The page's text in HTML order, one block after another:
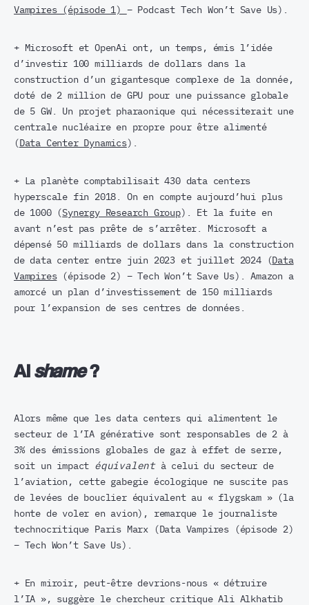
Vampires (épisode 1) – Podcast Tech Won’t Save Us).
+ Microsoft et OpenAi ont, un temps, émis l’idée
d’investir 100 milliards de dollars dans la
construction d’un gigantesque complexe de la donnée,
doté de 2 million de GPU pour une puissance globale
de 5 GW. Un projet pharaonique qui nécessiterait une
centrale nucléaire en propre pour être alimenté
( Data Center Dynamics).
+ La planète comptabilisait 430 data centers
hyperscale fin 2018. On en compte aujourd’hui plus
de 1000 (Synergy Research Group). Et la fuite en
avant n’est pas prête de s’arrêter. Microsoft a
dépensé 50 milliards de dollars dans la construction
de data center entre juin 2023 et juillet 2024 ( Data
Vampires(épisode 2) – Tech Won’t Save Us). Amazon a
amorcé un plan d’investissement de 150 milliards
pour l’expansion de ses centres de données.
AIshame?
Alors même que les data centers qui alimentent le
secteur de l’IA générative sont responsables de 2 à
3% des émissions globales de gaz à effet de serre,
soit un impact équivalentà celui du secteur de
l’aviation, cette gabegie écologique ne suscite pas
de levées de bouclier équivalent au « flygskam » (la
honte de voler en avion), remarque le journaliste
technocritique Paris Marx (Data Vampires (épisode 2)
– Tech Won’t Save Us).
+ En miroir, peut-être devrions-nous « détruire
l’IA », suggère le chercheur critique Ali Alkhatib